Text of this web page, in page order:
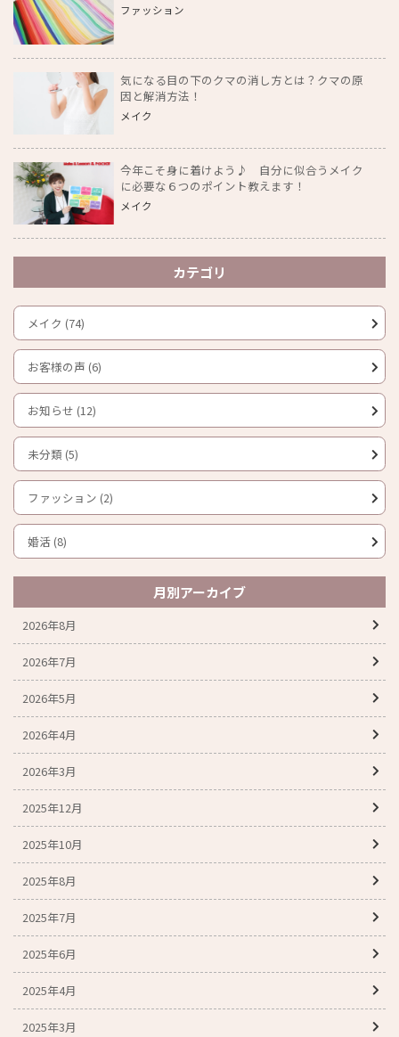
ファッション
気になる目の下のクマの消し方とは？クマの原
因と解消方法！
メイク
今年こそ身に着けよう♪ 自分に似合うメイク
に必要な６つのポイント教えます！
メイク
カテゴリ
メイク (74)
お客様の声 (6)
お知らせ (12)
未分類 (5)
ファッション (2)
婚活 (8)
月別アーカイブ
2026年8月
2026年7月
2026年5月
2026年4月
2026年3月
2025年12月
2025年10月
2025年8月
2025年7月
2025年6月
2025年4月
2025年3月